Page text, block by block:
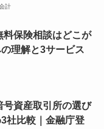
計
料保険相談はどこが
理解と3サービス
号資産取引所の選び
社比較｜金融庁登